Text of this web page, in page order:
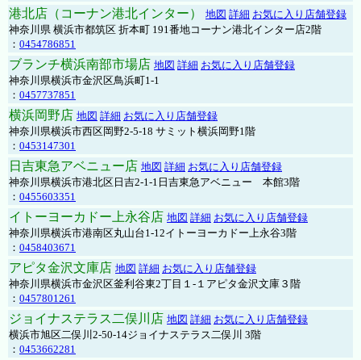
港北店（コーナン港北インター） 地図 詳細 お気に入り店舗登録
神奈川県 横浜市都筑区 折本町 191番地コーナン港北インター店2階
： 0454786851
ブランチ横浜南部市場店 地図 詳細 お気に入り店舗登録
神奈川県横浜市金沢区鳥浜町1-1
： 0457737851
横浜岡野店 地図 詳細 お気に入り店舗登録
神奈川県横浜市西区岡野2-5-18 サミット横浜岡野1階
： 0453147301
日吉東急アベニュー店 地図 詳細 お気に入り店舗登録
神奈川県横浜市港北区日吉2-1-1日吉東急アベニュー 本館3階
： 0455603351
イトーヨーカドー上永谷店 地図 詳細 お気に入り店舗登録
神奈川県横浜市港南区丸山台1-12イトーヨーカドー上永谷3階
： 0458403671
アピタ金沢文庫店 地図 詳細 お気に入り店舗登録
神奈川県横浜市金沢区釜利谷東2丁目１-１アピタ金沢文庫３階
： 0457801261
ジョイナステラス二俣川店 地図 詳細 お気に入り店舗登録
横浜市旭区二俣川2-50-14ジョイナステラス二俣川 3階
： 0453662281